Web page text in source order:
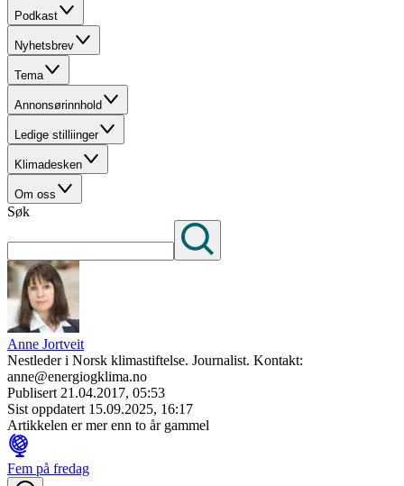
Podkast
Nyhetsbrev
Tema
Annonsørinnhold
Ledige stilliinger
Klimadesken
Om oss
Søk
Anne Jortveit
Nestleder i Norsk klimastiftelse. Journalist. Kontakt:
anne@energiogklima.no
Publisert 21.04.2017, 05:53
Sist oppdatert 15.09.2025, 16:17
Artikkelen er mer enn to år gammel
Fem på fredag